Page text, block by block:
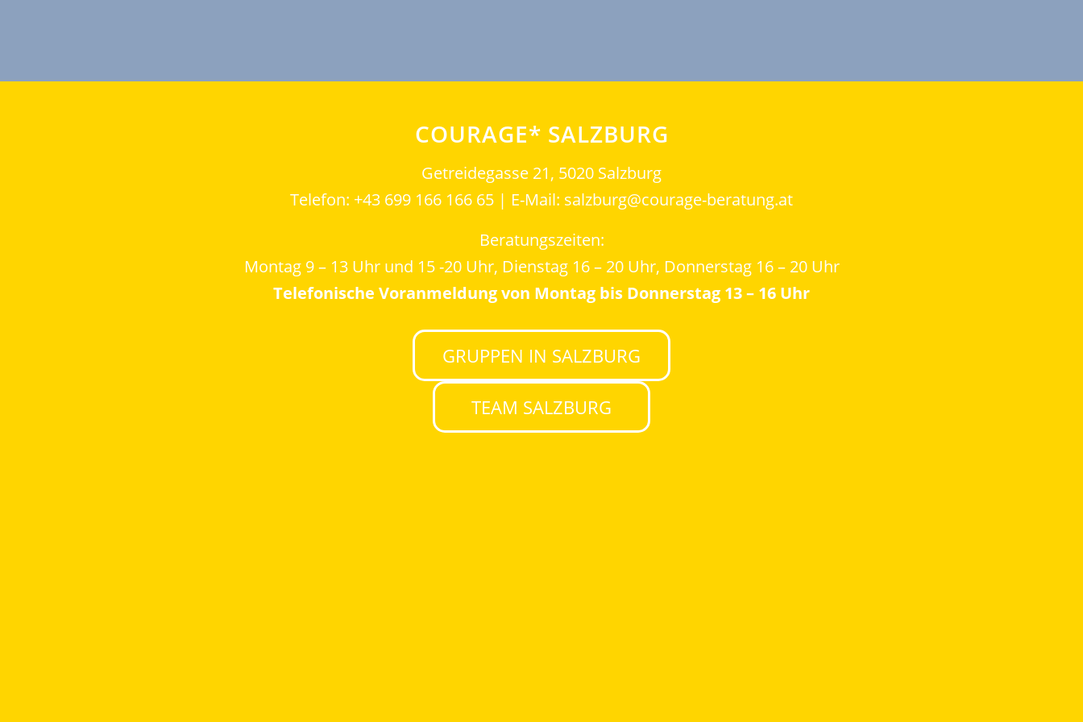
COURAGE* SALZBURG
Getreidegasse 21, 5020 Salzburg
Telefon: +43 699 166 166 65 | E-Mail: salzburg@courage-beratung.at
Beratungszeiten:
Montag 9 – 13 Uhr und 15 -20 Uhr, Dienstag 16 – 20 Uhr, Donnerstag 16 – 20 Uhr
Telefonische Voranmeldung von Montag bis Donnerstag 13 – 16 Uhr
GRUPPEN IN SALZBURG
TEAM SALZBURG